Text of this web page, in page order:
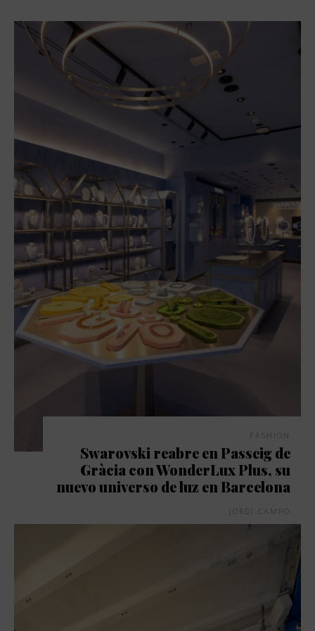
FASHION
Swarovski reabre en Passeig de
Gràcia con WonderLux Plus, su
nuevo universo de luz en Barcelona
JORDI CAMPO